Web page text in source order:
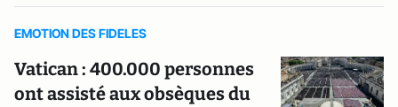
EMOTION DES FIDELES
Vatican : 400.000 personnes
ont assisté aux obsèques du